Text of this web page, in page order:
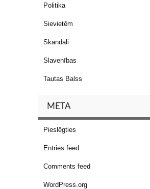
Politika
Sievietēm
Skandāli
Slavenības
Tautas Balss
META
Pieslēgties
Entries feed
Comments feed
WordPress.org